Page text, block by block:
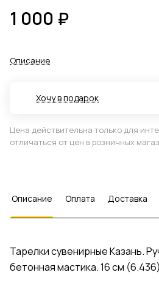
1 000 ₽
Описание
Хочу в подарок
Цена действительна только для
отличаться от цен в розничных
Описание Оплата Доставка
Тарелки сувенирные Казань.
бетонная мастика. 16 см (6.436)